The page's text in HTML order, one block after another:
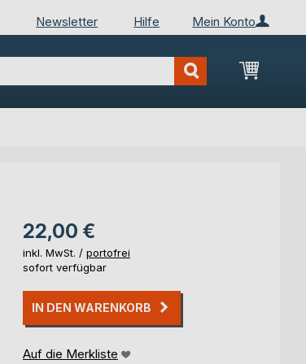
Mein Konto
Newsletter Hilfe
Mein
22,00 €
inkl. MwSt. / portofrei
sofort verfügbar
IN DEN WARENKORB
Auf die Merkliste